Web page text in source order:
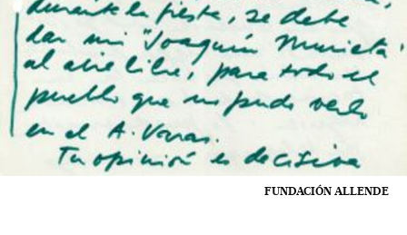
FUNDACIÓN ALLENDE